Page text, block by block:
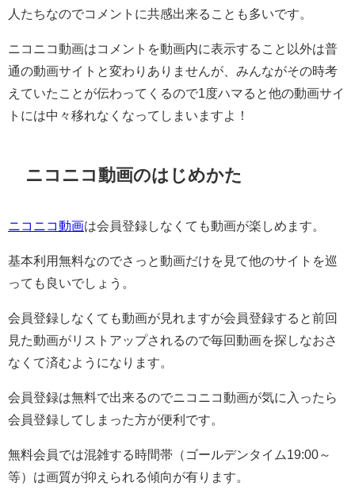
人たちなのでコメントに共感出来ることも多いです。
ニコニコ動画はコメントを動画内に表示すること以外は普
通の動画サイトと変わりありませんが、みんながその時考
えていたことが伝わってくるので1度ハマると他の動画サイ
トには中々移れなくなってしまいますよ！
ニコニコ動画のはじめかた
ニコニコ動画は会員登録しなくても動画が楽しめます。
基本利用無料なのでさっと動画だけを見て他のサイトを巡
っても良いでしょう。
会員登録しなくても動画が見れますが会員登録すると前回
見た動画がリストアップされるので毎回動画を探しなおさ
なくて済むようになります。
会員登録は無料で出来るのでニコニコ動画が気に入ったら
会員登録してしまった方が便利です。
無料会員では混雑する時間帯（ゴールデンタイム19:00～
等）は画質が抑えられる傾向が有ります。